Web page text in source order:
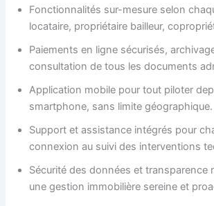
Fonctionnalités sur-mesure selon
locataire, propriétaire bailleur,
Paiements en ligne sécurisés,
consultation de tous les documents
Application mobile pour tout piloter
smartphone, sans limite géographique.
Support et assistance intégrés pour
connexion au suivi des interventions
Sécurité des données et transparence
une gestion immobilière sereine et